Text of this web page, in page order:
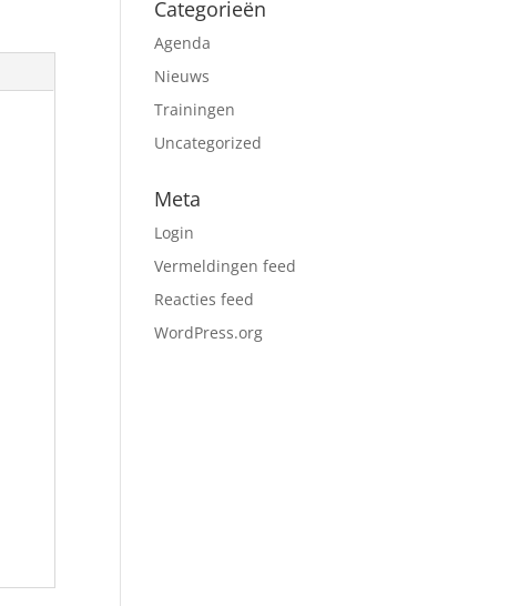
Categorieën
Agenda
Nieuws
Trainingen
Uncategorized
Meta
Login
Vermeldingen feed
Reacties feed
WordPress.org